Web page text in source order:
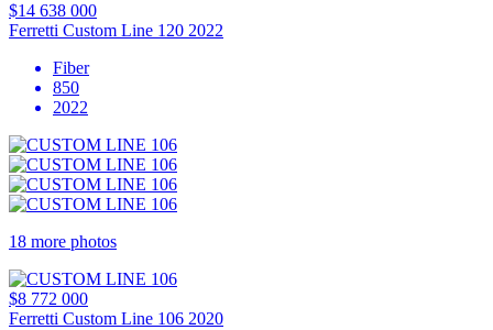
$14 638 000
Ferretti Custom Line 120 2022
Fiber
850
2022
18 more photos
$8 772 000
Ferretti Custom Line 106 2020